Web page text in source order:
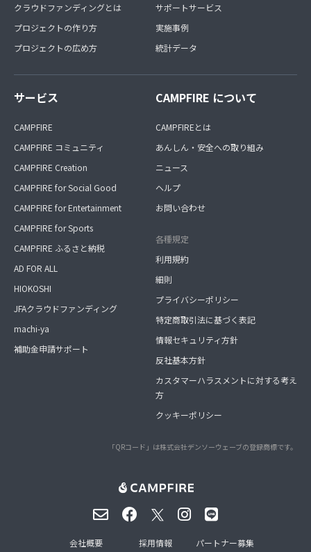
クラウドファンディングとは
プロジェクトの作り方
プロジェクトの広め方
サポートサービス
実施事例
統計データ
サービス
CAMPFIRE
CAMPFIRE コミュニティ
CAMPFIRE Creation
CAMPFIRE for Social Good
CAMPFIRE for Entertainment
CAMPFIRE for Sports
CAMPFIRE ふるさと納税
AD FOR ALL
HIOKOSHI
JFAクラウドファンディング
machi-ya
補助金申請サポート
CAMPFIRE について
CAMPFIREとは
あんしん・安全への取り組み
ニュース
ヘルプ
お問い合わせ
各種規定
利用規約
細則
プライバシーポリシー
特定商取引法に基づく表記
情報セキュリティ方針
反社基本方針
カスタマーハラスメントに対する考え
方
クッキーポリシー
「QRコード」は株式会社デンソーウェーブの登録商標です。
会社概要 採用情報 パートナー募集